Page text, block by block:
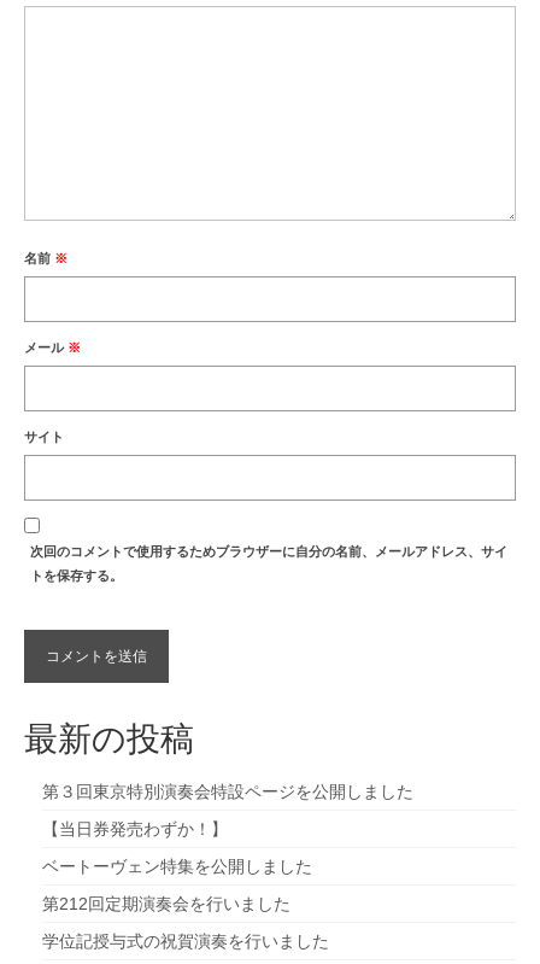
名前 ※
メール ※
サイト
次回のコメントで使用するためブラウザーに自分の名前、メールアドレス、サイ
トを保存する。
最新の投稿
第３回東京特別演奏会特設ページを公開しました
【当日券発売わずか！】
ベートーヴェン特集を公開しました
第212回定期演奏会を行いました
学位記授与式の祝賀演奏を行いました